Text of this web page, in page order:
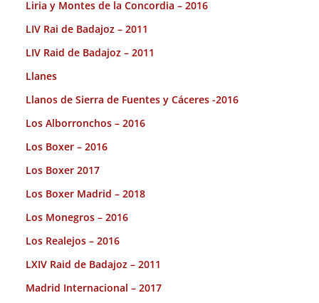
Liria y Montes de la Concordia – 2016
LIV Rai de Badajoz – 2011
LIV Raid de Badajoz – 2011
Llanes
Llanos de Sierra de Fuentes y Cáceres -2016
Los Alborronchos – 2016
Los Boxer – 2016
Los Boxer 2017
Los Boxer Madrid – 2018
Los Monegros – 2016
Los Realejos – 2016
LXIV Raid de Badajoz – 2011
Madrid Internacional – 2017